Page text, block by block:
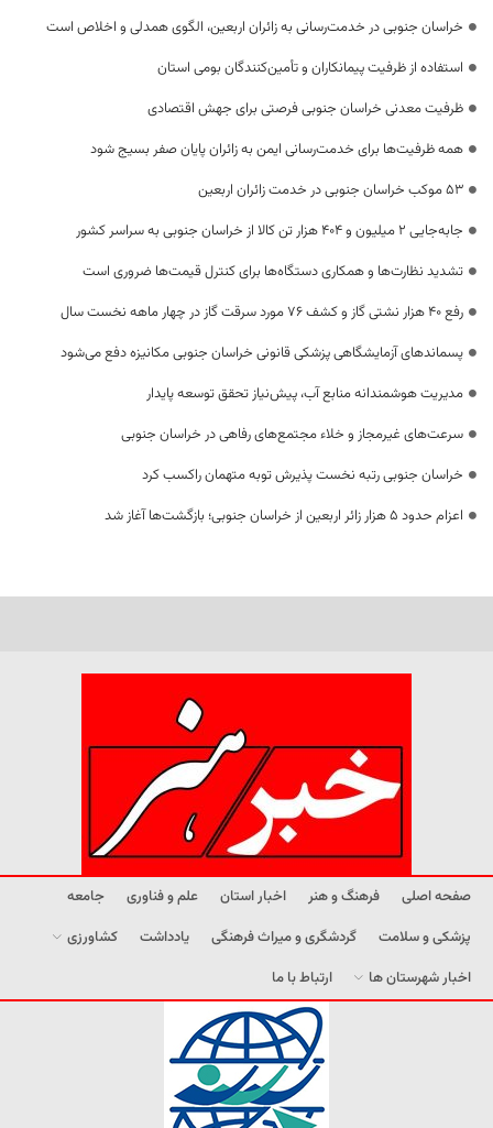
خراسان جنوبی در خدمت‌رسانی به زائران اربعین، الگوی همدلی و اخلاص است
استفاده از ظرفیت پیمانکاران و تأمین‌کنندگان بومی استان
ظرفیت معدنی خراسان جنوبی فرصتی برای جهش اقتصادی
همه ظرفیت‌ها برای خدمت‌رسانی ایمن به زائران پایان صفر بسیج شود
53 موکب خراسان جنوبی در خدمت زائران اربعین
جابه‌جایی 2 میلیون و 404 هزار تن کالا از خراسان جنوبی به سراسر کشور
تشدید نظارت‌ها و همکاری دستگاه‌ها برای کنترل قیمت‌ها ضروری است
رفع 40 هزار نشتی گاز و کشف 76 مورد سرقت گاز در چهار ماهه نخست سال
پسماندهای آزمایشگاهی پزشکی قانونی خراسان جنوبی مکانیزه دفع می‌شود
مدیریت هوشمندانه منابع آب، پیش‌نیاز تحقق توسعه پایدار
سرعت‌های غیرمجاز و خلاء مجتمع‌های رفاهی در خراسان جنوبی
خراسان جنوبی رتبه نخست پذیرش توبه متهمان راکسب کرد
اعزام حدود 5 هزار زائر اربعین از خراسان جنوبی؛ بازگشت‌ها آغاز شد
صفحه اصلی فرهنگ و هنر اخبار استان علم و فناوری
جامعه
پزشکی و سلامت
گردشگری و میراث فرهنگی یادداشت
کشاورزی
اخبار شهرستان ها
ارتباط با ما